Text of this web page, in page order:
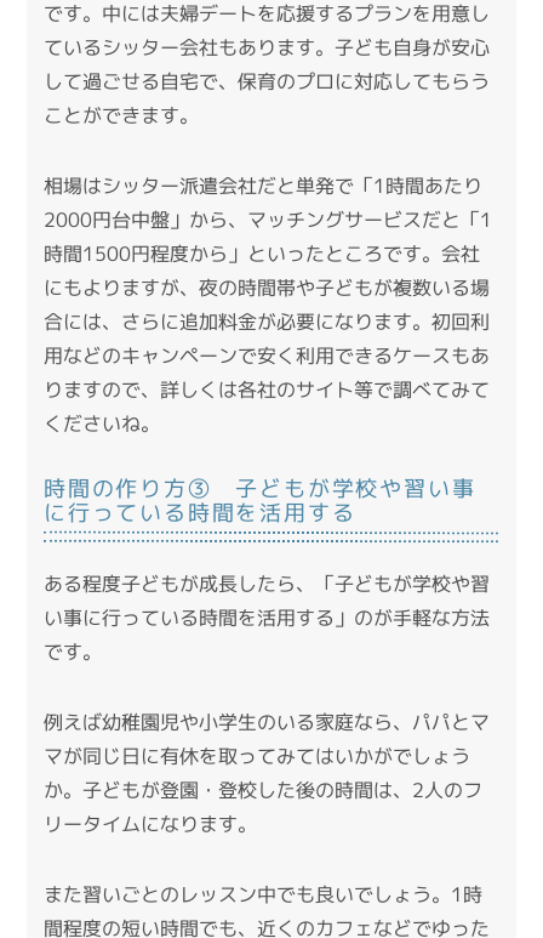
です。中には夫婦デートを応援するプランを用意し
ているシッター会社もあります。子ども自身が安心
して過ごせる自宅で、保育のプロに対応してもらう
ことができます。
相場はシッター派遣会社だと単発で「1時間あたり
2000円台中盤」から、マッチングサービスだと「1
時間1500円程度から」といったところです。会社
にもよりますが、夜の時間帯や子どもが複数いる場
合には、さらに追加料金が必要になります。初回利
用などのキャンペーンで安く利用できるケースもあ
りますので、詳しくは各社のサイト等で調べてみて
くださいね。
時間の作り方③ 子どもが学校や習い事
に行っている時間を活用する
ある程度子どもが成長したら、「子どもが学校や習
い事に行っている時間を活用する」のが手軽な方法
です。
例えば幼稚園児や小学生のいる家庭なら、パパとマ
マが同じ日に有休を取ってみてはいかがでしょう
か。子どもが登園・登校した後の時間は、2人のフ
リータイムになります。
また習いごとのレッスン中でも良いでしょう。1時
間程度の短い時間でも、近くのカフェなどでゆった